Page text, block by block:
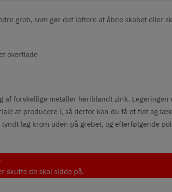
greb, som gør det lettere at åbne skabet eller
overflade
forskellige metaller heriblandt zink.
at producere i, så derfor kan du få et flot og
lag krom uden på grebet, og efterfølgende
.
skuffe de skal sidde på.